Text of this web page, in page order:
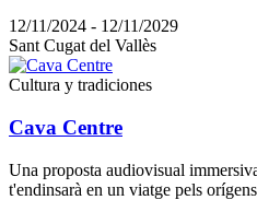
12/11/2024 - 12/11/2029
Sant Cugat del Vallès
Cultura y tradiciones
Cava Centre
Una proposta audiovisual
t'endinsarà en un viatge pels